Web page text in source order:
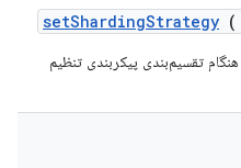
setShardingStrategy (
هنگام تقسیم‌بندی پیکربندی تنظیم